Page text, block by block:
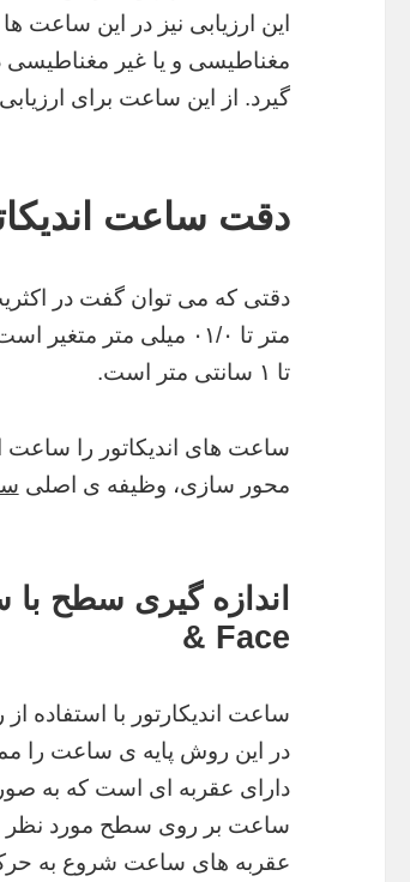
این ارزیابی نیز در این ساعت
مغناطیسی و یا غیر مغناطیسی
گیرد. از این ساعت برای
دقت ساعت
متر تا ۰۱/۰ میلی متر
تا ۱ سانتی متر است.
ساعت های اندیکاتور را ساعت
محور سازی، وظیفه ی اصلی
& Face
در این روش پایه ی ساعت را
دارای عقربه ای است که به
ساعت بر روی سطح مورد نظر
عقربه های ساعت شروع به